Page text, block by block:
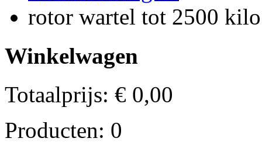
rotor wartel tot 2500 kilo
Winkelwagen
Totaalprijs: € 0,00
Producten: 0